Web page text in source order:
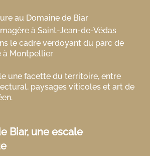
au Domaine de Biar
à Saint-Jean-de-Védas
le cadre verdoyant du parc de
à Montpellier
une facette du territoire, entre
paysages viticoles et art de
Biar, une escale